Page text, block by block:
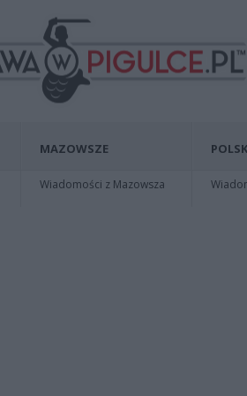
MAZOWSZE
Wiadomości z Mazowsza